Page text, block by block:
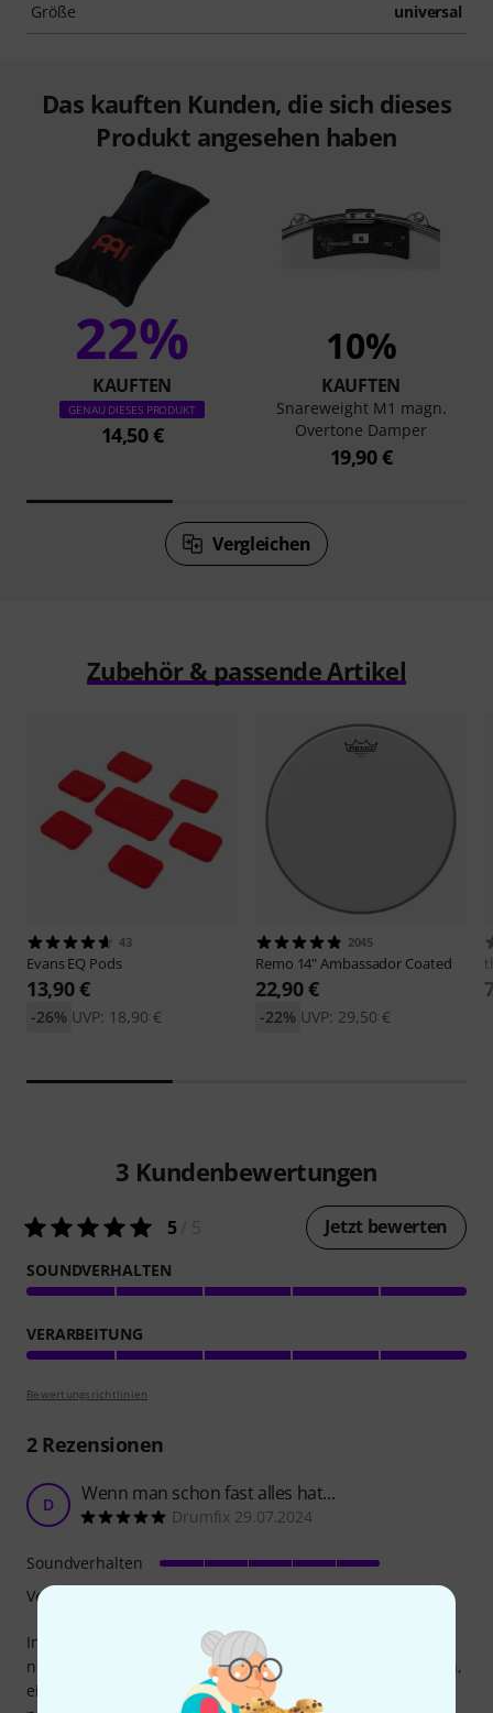
Größe universal
Das kauften Kunden, die sich dieses
Produkt angesehen haben
22%
KAUFTEN
GENAU DIESES PRODUKT
14,50 €
10%
KAUFTEN
Snareweight M1 magn.
Overtone Damper
19,90 €
Vergleichen
Zubehör & passende Artikel
43
EvansEQ Pods
13,90 €
UVP: 18,90 €
-26%
2045
Remo 14" Ambassador Coated
22,90 €
UVP: 29,50 €
-22%
3 Kundenbewertungen
5/ 5 Jetzt bewerten
SOUNDVERHALTEN
VERARBEITUNG
Bewertungsrichtlinien
2Rezensionen
D Wenn man schon fast alles hat...
Drumfix 29.07.2024
In meinem umfangreichen Percussionsetup gibt es immer
noch einen Platz für etwas Neues. Denn das Meinl Cushion,
ein kleines Kissen, das die Cowbell dämpft, war für mich
Soundverhalten
Verarbeitung